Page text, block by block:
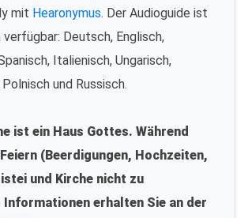
mit Hearonymus. Der Audioguide ist
verfügbar: Deutsch, Englisch,
Italienisch, Ungarisch,
und Russisch.
ist ein Haus Gottes. Während
(Beerdigungen, Hochzeiten,
und Kirche nicht zu
Informationen erhalten Sie an der